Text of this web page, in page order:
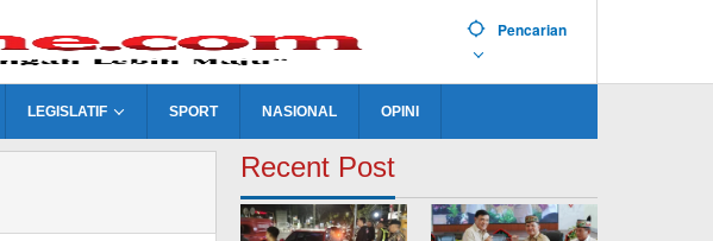
Pencarian
LEGISLATIF SPORT NASIONAL OPINI
Recent Post